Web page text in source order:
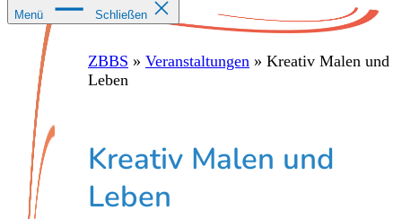
Menü Schließen
ZBBS » Veranstaltungen » Kreativ Malen und
Leben
Kreativ Malen und
Leben